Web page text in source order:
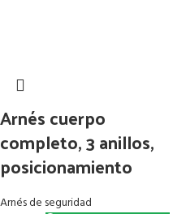
Arnés cuerpo
completo, 3 anillos,
posicionamiento
Arnés de seguridad